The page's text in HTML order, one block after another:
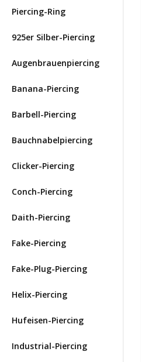
Piercing-Ring
925er Silber-Piercing
Augenbrauenpiercing
Banana-Piercing
Barbell-Piercing
Bauchnabelpiercing
Clicker-Piercing
Conch-Piercing
Daith-Piercing
Fake-Piercing
Fake-Plug-Piercing
Helix-Piercing
Hufeisen-Piercing
Industrial-Piercing